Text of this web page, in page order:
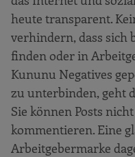
heute transparent.
verhindern, dass sich
finden oder in
Kununu Negatives
zu unterbinden, geht
Sie können Posts
kommentieren. Eine
Arbeitgebermarke